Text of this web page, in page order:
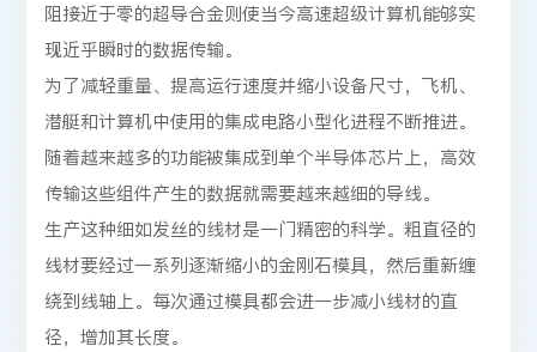
阻接近于零的超导合金则使当今高速超级计算机能够实
现近乎瞬时的数据传输。
为了减轻重量、提高运行速度并缩小设备尺寸，飞机、
潜艇和计算机中使用的集成电路小型化进程不断推进。
随着越来越多的功能被集成到单个半导体芯片上，高效
传输这些组件产生的数据就需要越来越细的导线。
生产这种细如发丝的线材是一门精密的科学。粗直径的
线材要经过一系列逐渐缩小的金刚石模具，然后重新缠
绕到线轴上。每次通过模具都会进一步减小线材的直
径，增加其长度。